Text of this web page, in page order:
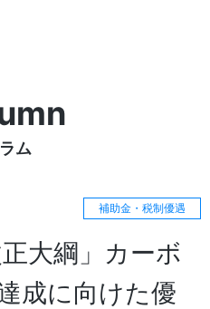
ム
補助金・税制優遇
大綱」カーボ
成に向けた優